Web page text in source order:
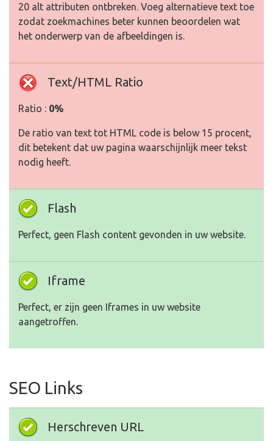
20 alt attributen ontbreken. Voeg alternatieve text toe
zodat zoekmachines beter kunnen beoordelen wat
het onderwerp van de afbeeldingen is.
Text/HTML Ratio
Ratio : 0%
De ratio van text tot HTML code is below 15 procent,
dit betekent dat uw pagina waarschijnlijk meer tekst
nodig heeft.
Flash
Perfect, geen Flash content gevonden in uw website.
Iframe
Perfect, er zijn geen Iframes in uw website
aangetroffen.
SEO Links
Herschreven URL